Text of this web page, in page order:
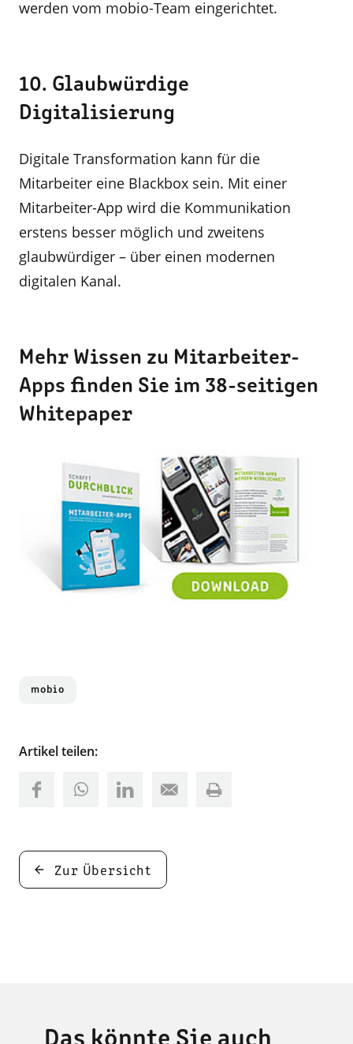
werden vom mobio-Team eingerichtet.
10. Glaubwürdige
Digitalisierung
Digitale Transformation kann für die
Mitarbeiter eine Blackbox sein. Mit einer
Mitarbeiter-App wird die Kommunikation
erstens besser möglich und zweitens
glaubwürdiger – über einen modernen
digitalen Kanal.
Mehr Wissen zu Mitarbeiter-
Apps finden Sie im 38-seitigen
Whitepaper
mobio
Artikel teilen:
Zur Übersicht